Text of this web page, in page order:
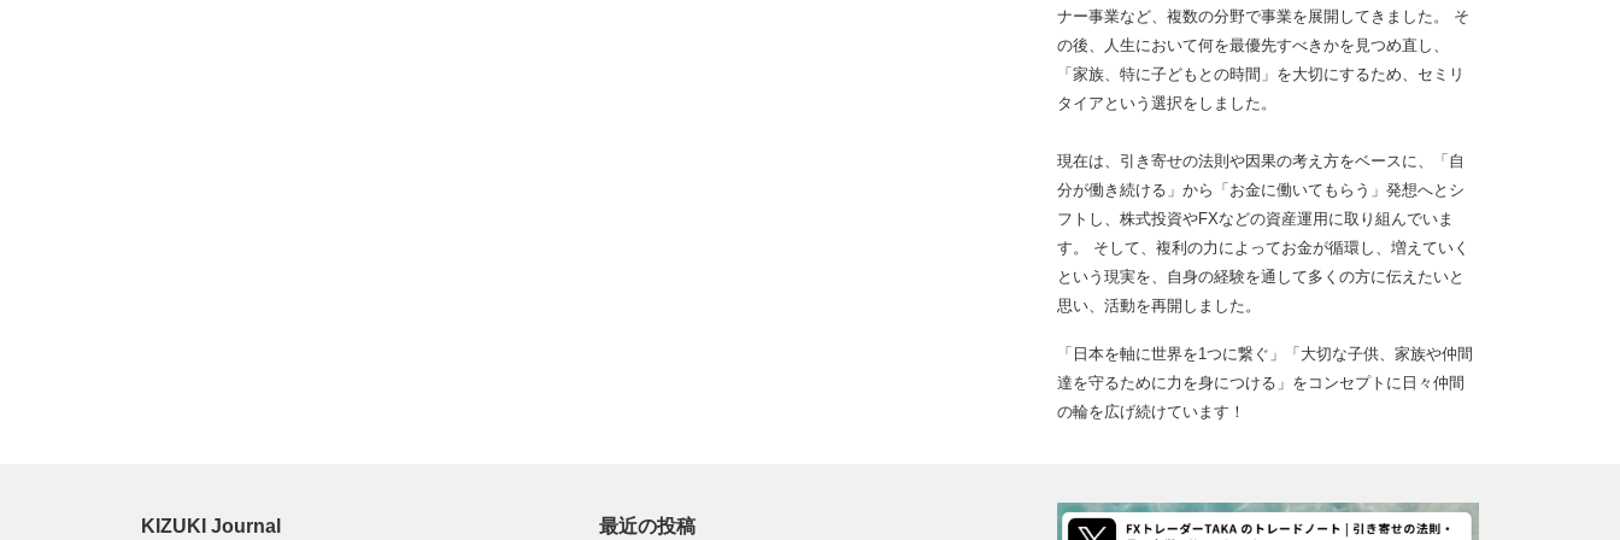
ナー事業など、複数の分野で事業を展開してきました。 そ
の後、人生において何を最優先すべきかを見つめ直し、
「家族、特に子どもとの時間」を大切にするため、セミリ
タイアという選択をしました。
現在は、引き寄せの法則や因果の考え方をベースに、「自
分が働き続ける」から「お金に働いてもらう」発想へとシ
フトし、株式投資やFXなどの資産運用に取り組んでいま
す。 そして、複利の力によってお金が循環し、増えていく
という現実を、自身の経験を通して多くの方に伝えたいと
思い、活動を再開しました。
「日本を軸に世界を1つに繋ぐ」「大切な子供、家族や仲間
達を守るために力を身につける」をコンセプトに日々仲間
の輪を広げ続けています！
KIZUKI Journal 最近の投稿